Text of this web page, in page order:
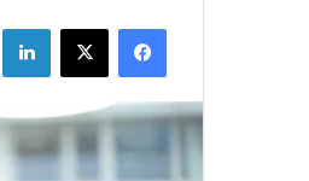
فيسبوك ‫X